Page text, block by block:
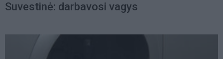
Suvestinė: darbavosi vagys